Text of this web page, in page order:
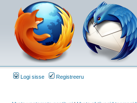
Logi sisse Registreeru